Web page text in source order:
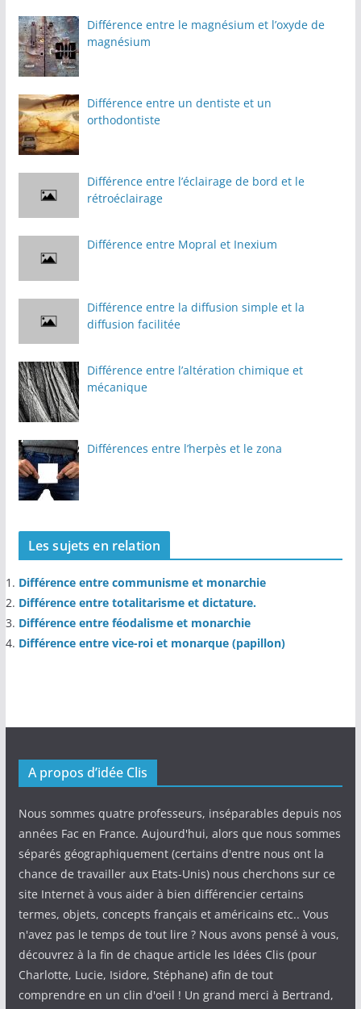
Différence entre le magnésium et l’oxyde de
magnésium
Différence entre un dentiste et un
orthodontiste
Différence entre l’éclairage de bord et le
rétroéclairage
Différence entre Mopral et Inexium
Différence entre la diffusion simple et la
diffusion facilitée
Différence entre l’altération chimique et
mécanique
Différences entre l’herpès et le zona
Les sujets en relation
Différence entre communisme et monarchie
Différence entre totalitarisme et dictature.
Différence entre féodalisme et monarchie
Différence entre vice-roi et monarque (papillon)
A propos d’idée Clis
Nous sommes quatre professeurs, inséparables depuis nos
années Fac en France. Aujourd'hui, alors que nous sommes
séparés géographiquement (certains d'entre nous ont la
chance de travailler aux Etats-Unis) nous cherchons sur ce
site Internet à vous aider à bien différencier certains
termes, objets, concepts français et américains etc.. Vous
n'avez pas le temps de tout lire ? Nous avons pensé à vous,
découvrez à la fin de chaque article les Idées Clis (pour
Charlotte, Lucie, Isidore, Stéphane) afin de tout
comprendre en un clin d'oeil ! Un grand merci à Bertrand,